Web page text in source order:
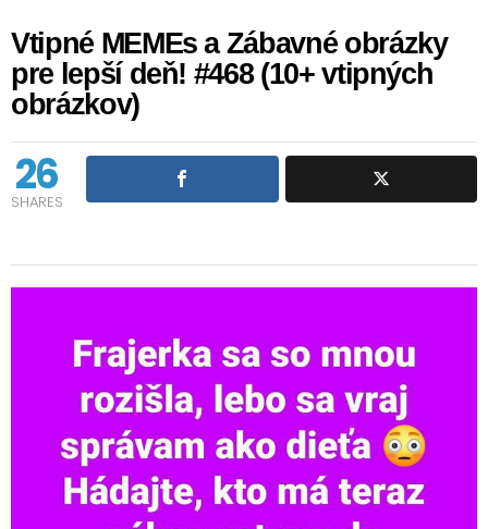
Vtipné MEMEs a Zábavné obrázky
pre lepší deň! #468 (10+ vtipných
obrázkov)
26
SHARES